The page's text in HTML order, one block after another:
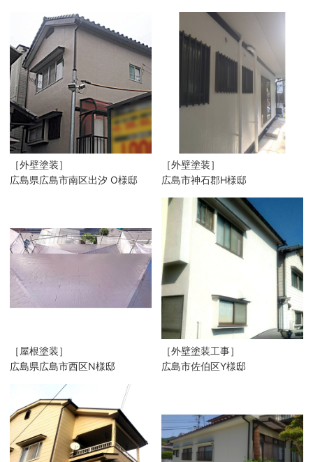
［外壁塗装］
広島県広島市南区出汐 O様邸
［外壁塗装］
広島市神石郡H様邸
［屋根塗装］
広島県広島市西区N様邸
［外壁塗装工事］
広島市佐伯区Y様邸